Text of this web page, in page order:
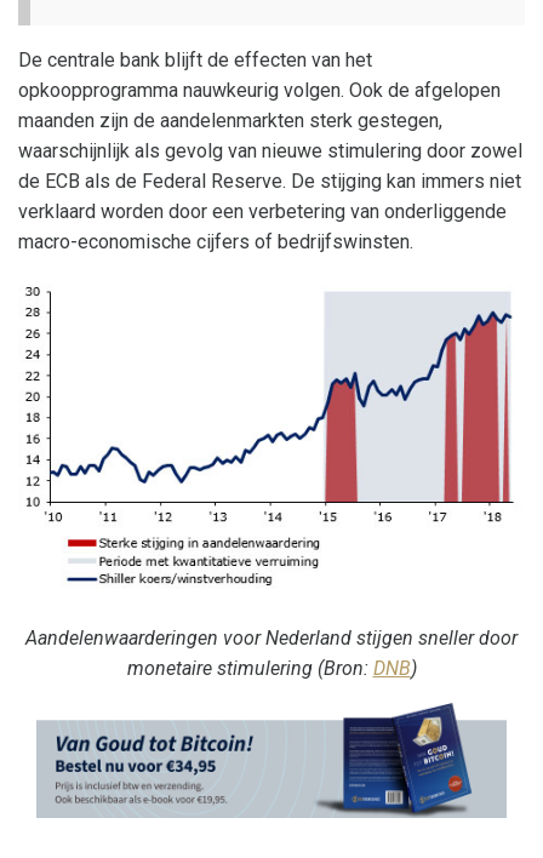
De centrale bank blijft de effecten van het
opkoopprogramma nauwkeurig volgen. Ook de afgelopen
maanden zijn de aandelenmarkten sterk gestegen,
waarschijnlijk als gevolg van nieuwe stimulering door zowel
de ECB als de Federal Reserve. De stijging kan immers niet
verklaard worden door een verbetering van onderliggende
macro-economische cijfers of bedrijfswinsten.
Aandelenwaarderingen voor Nederland stijgen sneller door
monetaire stimulering (Bron: DNB)